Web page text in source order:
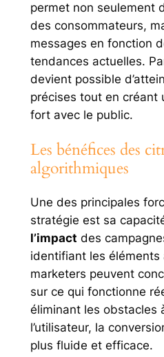
permet non seulement
des consommateurs,
messages en fonction
tendances actuelles.
devient possible
précises tout en créant
fort avec le public.
Les bénéfices des
algorithmiques
Une des principales
stratégie est sa
l’impact des
identifiant les éléments
marketers peuvent
sur ce qui fonctionne
éliminant les obstacles
l’utilisateur, la
plus fluide et efficace.